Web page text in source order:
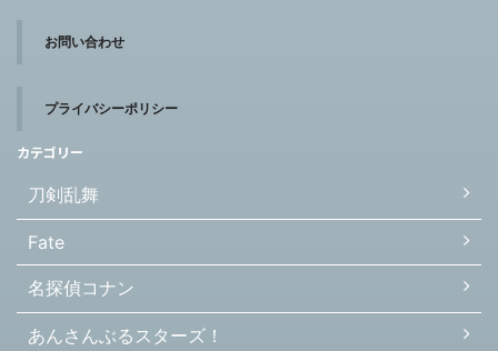
お問い合わせ
プライバシーポリシー
カテゴリー
刀剣乱舞
Fate
名探偵コナン
あんさんぶるスターズ！